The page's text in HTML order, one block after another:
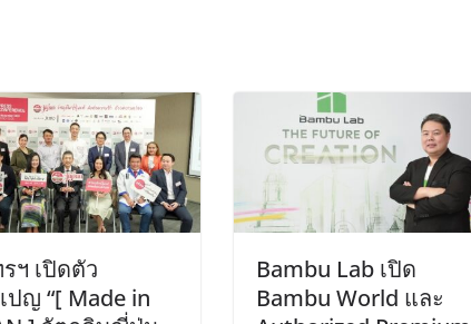
ฯ เปิดตัว
ปญ “[ Made in
Bambu Lab เปิด
Bambu World และ